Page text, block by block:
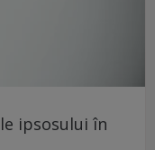
ipsosului în